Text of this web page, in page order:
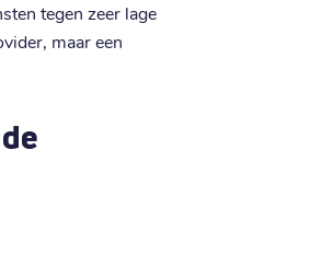
tegen zeer lage
maar een